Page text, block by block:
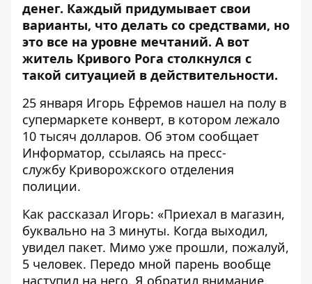
денег. Каждый придумывает свои
варианты, что делать со средствами, но
это все на уровне мечтаний. А вот
житель Кривого Рога столкнулся с
такой ситуацией в действительности.
25 января Игорь Ефремов нашел на полу в
супермаркете конверт, в котором лежало
10 тысяч долларов. Об этом сообщает
Информатор, ссылаясь на пресс-
службу Криворожского отделения
полиции.
Как рассказал Игорь: «Приехал в магазин,
буквально на 3 минуты. Когда выходил,
увидел пакет. Мимо уже прошли, пожалуй,
5 человек. Передо мной парень вообще
наступил на него. Я обратил внимание,